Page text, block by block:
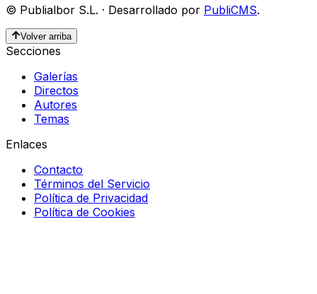
© Publialbor S.L. · Desarrollado por PubliCMS.
Volver arriba
Secciones
Galerías
Directos
Autores
Temas
Enlaces
Contacto
Términos del Servicio
Política de Privacidad
Política de Cookies